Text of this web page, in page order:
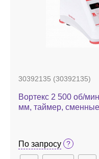
30392135 (30392135)
Вортекс 2 500 об/
мм, таймер,
По запросу